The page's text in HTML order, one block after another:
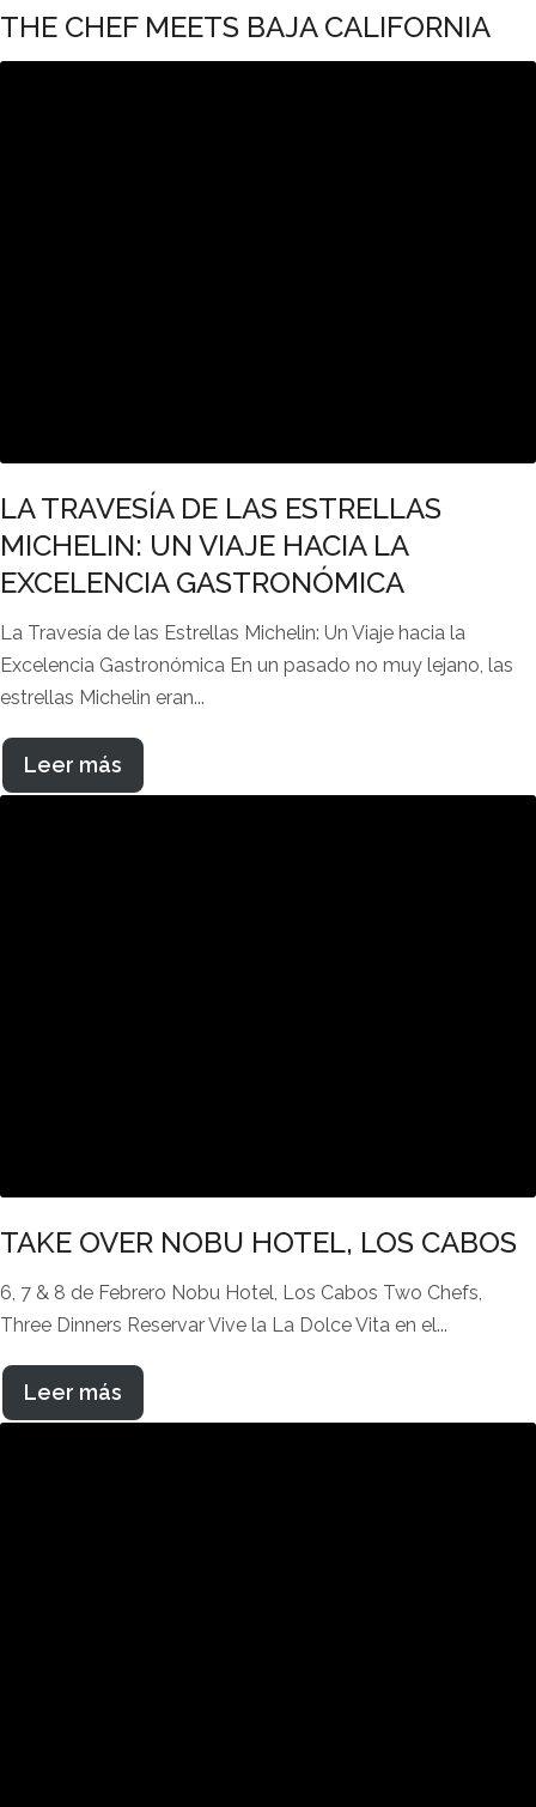
THE CHEF MEETS BAJA CALIFORNIA
LA TRAVESÍA DE LAS ESTRELLAS
MICHELIN: UN VIAJE HACIA LA
EXCELENCIA GASTRONÓMICA
La Travesía de las Estrellas Michelin: Un Viaje hacia la
Excelencia Gastronómica En un pasado no muy lejano, las
estrellas Michelin eran...
Leer más
TAKE OVER NOBU HOTEL, LOS CABOS
6, 7 & 8 de Febrero Nobu Hotel, Los Cabos Two Chefs,
Three Dinners Reservar Vive la La Dolce Vita en el...
Leer más